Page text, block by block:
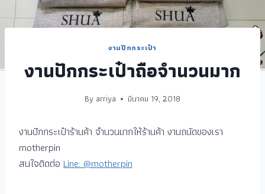
งานปักกระเป๋า
งานปักกระเป๋าถือจำนวนมาก
By arriya มีนาคม 19, 2018
งานปักกระเป๋าร้านค้า จำนวนมากให้ร้านค้า งานถนัดของเรา
motherpin
สนใจติดต่อ Line: @motherpin